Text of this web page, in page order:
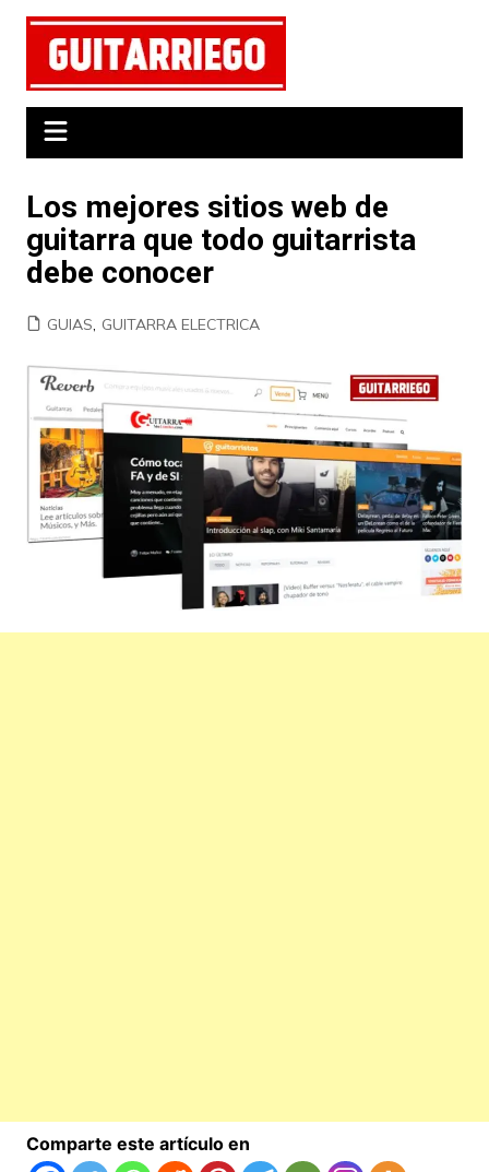
Saltar
contenido
Los mejores sitios web de
guitarra que todo guitarrista
debe conocer
GUIAS, GUITARRA ELECTRICA
Comparte este artículo en